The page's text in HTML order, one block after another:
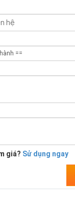
giá? Sử dụng ngay